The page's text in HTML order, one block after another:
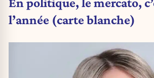
l’année (carte blanche)